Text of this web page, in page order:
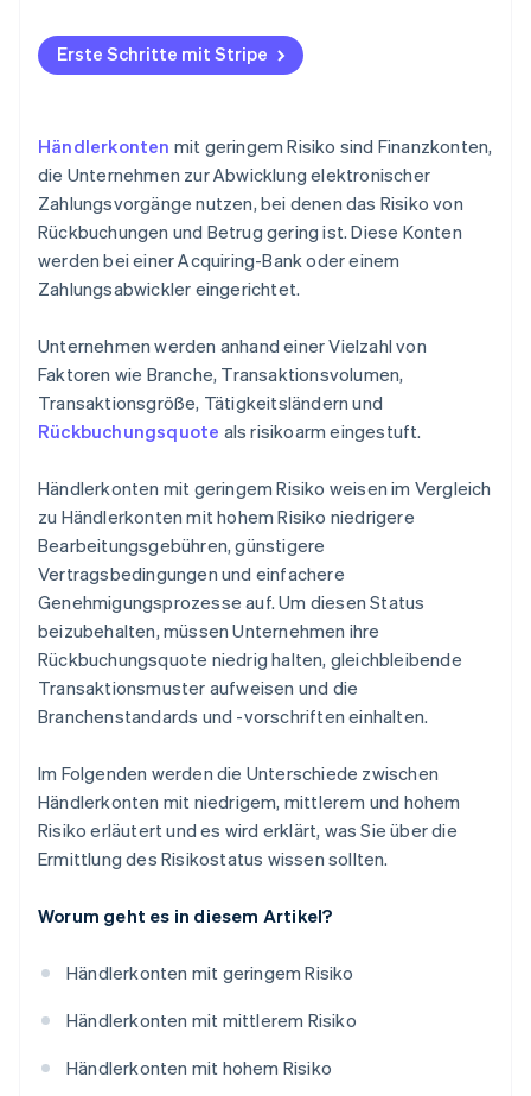
Erste Schritte mit Stripe
Händlerkonten mit geringem Risiko sind Finanzkonten,
die Unternehmen zur Abwicklung elektronischer
Zahlungsvorgänge nutzen, bei denen das Risiko von
Rückbuchungen und Betrug gering ist. Diese Konten
werden bei einer Acquiring-Bank oder einem
Zahlungsabwickler eingerichtet.
Unternehmen werden anhand einer Vielzahl von
Faktoren wie Branche, Transaktionsvolumen,
Transaktionsgröße, Tätigkeitsländern und
Rückbuchungsquote als risikoarm eingestuft.
Händlerkonten mit geringem Risiko weisen im Vergleich
zu Händlerkonten mit hohem Risiko niedrigere
Bearbeitungsgebühren, günstigere
Vertragsbedingungen und einfachere
Genehmigungsprozesse auf. Um diesen Status
beizubehalten, müssen Unternehmen ihre
Rückbuchungsquote niedrig halten, gleichbleibende
Transaktionsmuster aufweisen und die
Branchenstandards und -vorschriften einhalten.
Im Folgenden werden die Unterschiede zwischen
Händlerkonten mit niedrigem, mittlerem und hohem
Risiko erläutert und es wird erklärt, was Sie über die
Ermittlung des Risikostatus wissen sollten.
Worum geht es in diesem Artikel?
Händlerkonten mit geringem Risiko
Händlerkonten mit mittlerem Risiko
Händlerkonten mit hohem Risiko